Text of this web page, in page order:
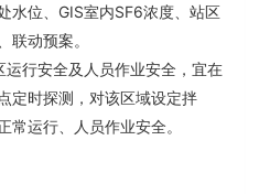
水位、 GIS室内SF6浓度、站区
联动预案。
运行安全及人员作业安全，宜在
定时探测，对该区域设定拌
常运行、人员作业安全。